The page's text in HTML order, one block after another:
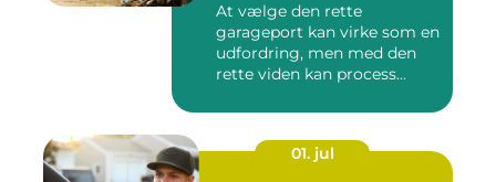
At vælge den rette
garageport kan virke som en
udfordring, men med den
rette viden kan process...
01. jul